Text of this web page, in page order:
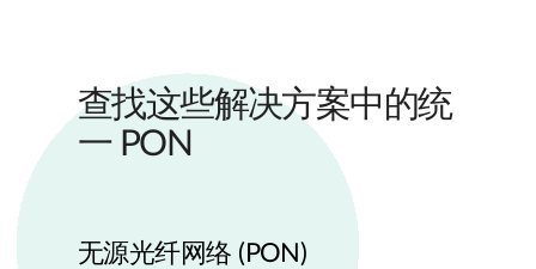
查找这些解决方案中的统
一 PON
无源光纤网络 (PON)